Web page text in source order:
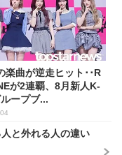
楽曲が逆走ヒット･･R
が2連覇、8月新人K-
ープブ...
と外れる人の違い